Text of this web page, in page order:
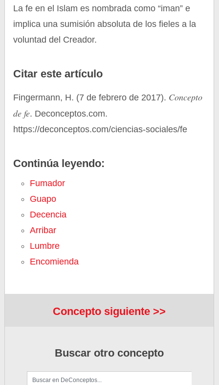
La fe en el Islam es nombrada como “iman” e
implica una sumisión absoluta de los fieles a la
voluntad del Creador.
Citar este artículo
Fingermann, H. (7 de febrero de 2017). Concepto
de fe. Deconceptos.com.
https://deconceptos.com/ciencias-sociales/fe
Continúa leyendo:
Fumador
Guapo
Decencia
Arribar
Lumbre
Encomienda
Concepto siguiente >>
Buscar otro concepto